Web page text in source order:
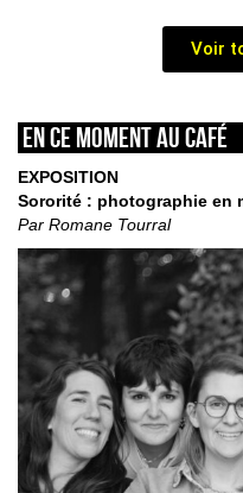
Voir
En ce moment au café
EXPOSITION
Sororité : photographie en
Par Romane Tourral